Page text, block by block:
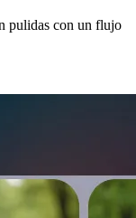
pulidas con un flujo